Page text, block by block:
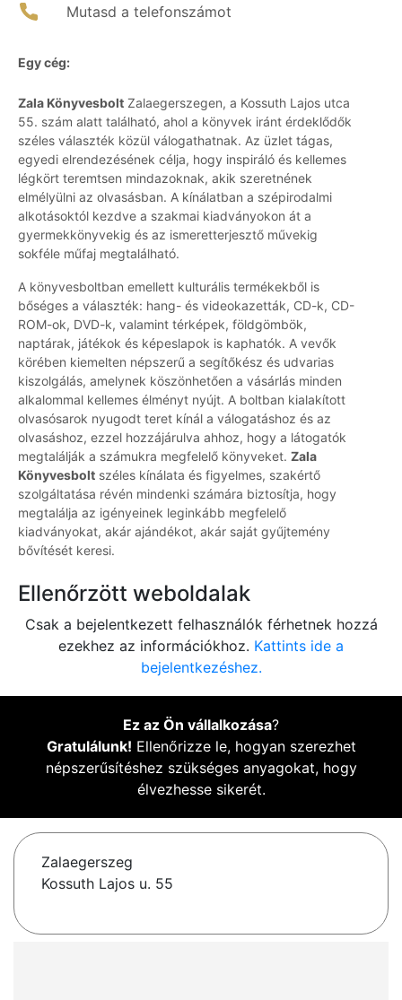
Mutasd a telefonszámot
Egy cég:
Zala Könyvesbolt Zalaegerszegen, a Kossuth Lajos utca
55. szám alatt található, ahol a könyvek iránt érdeklődők
széles választék közül válogathatnak. Az üzlet tágas,
egyedi elrendezésének célja, hogy inspiráló és kellemes
légkört teremtsen mindazoknak, akik szeretnének
elmélyülni az olvasásban. A kínálatban a szépirodalmi
alkotásoktól kezdve a szakmai kiadványokon át a
gyermekkönyvekig és az ismeretterjesztő művekig
sokféle műfaj megtalálható.
A könyvesboltban emellett kulturális termékekből is
bőséges a választék: hang- és videokazetták, CD-k, CD-
ROM-ok, DVD-k, valamint térképek, földgömbök,
naptárak, játékok és képeslapok is kaphatók. A vevők
körében kiemelten népszerű a segítőkész és udvarias
kiszolgálás, amelynek köszönhetően a vásárlás minden
alkalommal kellemes élményt nyújt. A boltban kialakított
olvasósarok nyugodt teret kínál a válogatáshoz és az
olvasáshoz, ezzel hozzájárulva ahhoz, hogy a látogatók
megtalálják a számukra megfelelő könyveket. Zala
Könyvesbolt széles kínálata és figyelmes, szakértő
szolgáltatása révén mindenki számára biztosítja, hogy
megtalálja az igényeinek leginkább megfelelő
kiadványokat, akár ajándékot, akár saját gyűjtemény
bővítését keresi.
Ellenőrzött weboldalak
Csak a bejelentkezett felhasználók férhetnek hozzá
ezekhez az információkhoz. Kattints ide a
bejelentkezéshez.
Ez az Ön vállalkozása?
Gratulálunk! Ellenőrizze le, hogyan szerezhet
népszerűsítéshez szükséges anyagokat, hogy
élvezhesse sikerét.
Zalaegerszeg
Kossuth Lajos u. 55